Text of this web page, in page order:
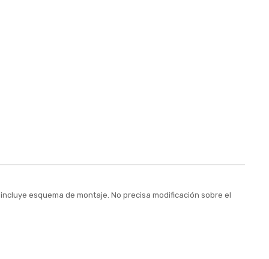
esquema de montaje. No precisa modificación sobre el